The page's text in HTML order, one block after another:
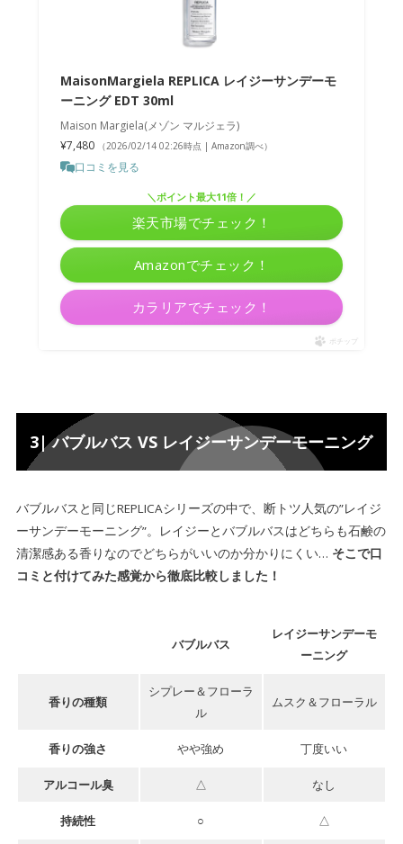
MaisonMargiela REPLICA レイジーサンデーモ
ーニング EDT 30ml
Maison Margiela(メゾン マルジェラ)
¥7,480
（2026/02/14 02:26時点 | Amazon調べ）
口コミを見る
Amazonでチェック！
＼ポイント最大11倍！／
楽天市場でチェック！
カラリアでチェック！
ポチップ
3| バブルバス VS レイジーサンデーモーニング
バブルバスと同じREPLICAシリーズの中で、断トツ人気の”レイジ
ーサンデーモーニング”。レイジーとバブルバスはどちらも石鹸の
清潔感ある香りなのでどちらがいいのか分かりにくい… そこで口
コミと付けてみた感覚から徹底比較しました！
バブルバス
レイジーサンデーモ
ーニング
香りの種類
シプレー＆フローラ
ル
ムスク＆フローラル
香りの強さ やや強め 丁度いい
アルコール臭 △ なし
持続性 ○ △